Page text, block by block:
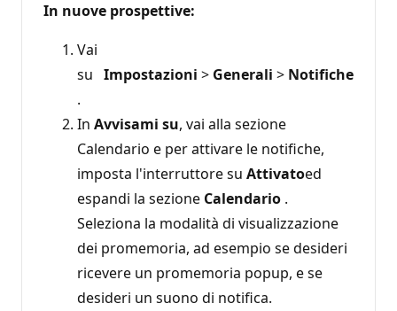
In nuove prospettive:
Vai
su Impostazioni > Generali > Notifiche
.
In Avvisami su, vai alla sezione
Calendario e per attivare le notifiche,
imposta l'interruttore su Attivatoed
espandi la sezione Calendario .
Seleziona la modalità di visualizzazione
dei promemoria, ad esempio se desideri
ricevere un promemoria popup, e se
desideri un suono di notifica.